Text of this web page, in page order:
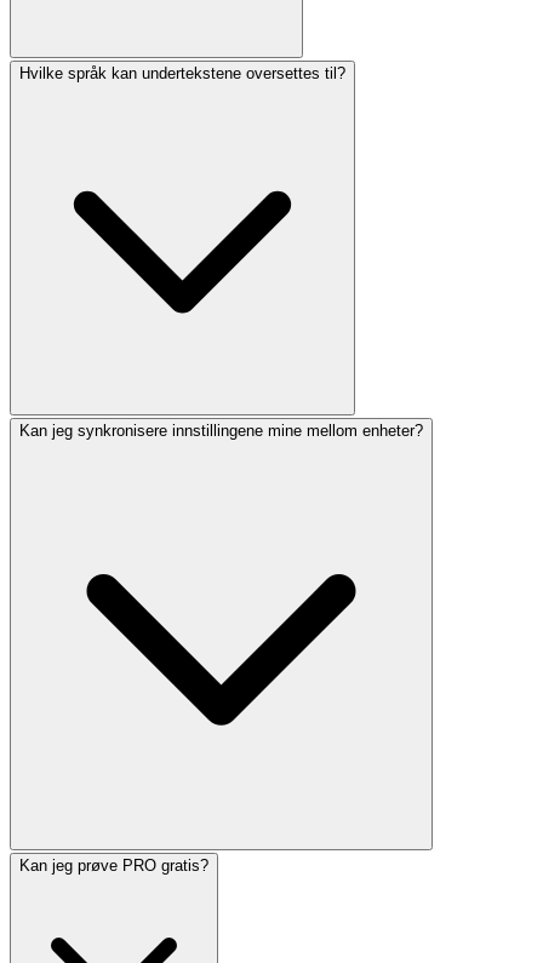
Hvilke språk kan undertekstene oversettes til?
Kan jeg synkronisere innstillingene mine mellom enheter?
Kan jeg prøve PRO gratis?